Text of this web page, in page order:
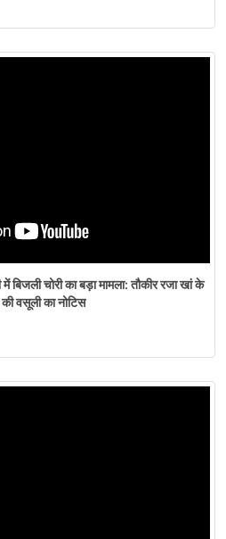
में बिजली चोरी का बड़ा मामला: तौकीर रजा खां के
वसूली का नोटिस